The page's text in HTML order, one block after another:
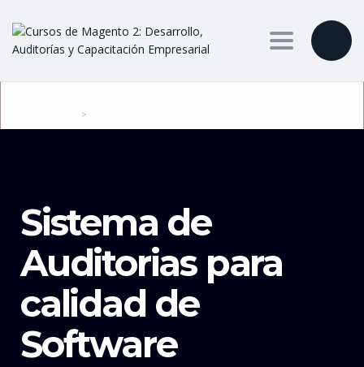
Toggle
>
Sistema de
Auditorias para
calidad de
Software